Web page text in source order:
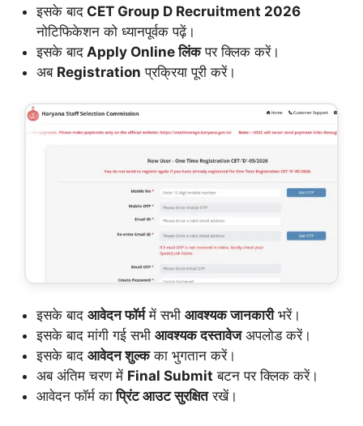
इसके बाद CET Group D Recruitment 2026
नोटिफिकेशन को ध्यानपूर्वक पढ़ें।
इसके बाद Apply Online लिंकपर क्लिक करें।
अब Registration प्रक्रिया पूरी करें।
इसके बाद आवेदन फॉर्ममें सभी आवश्यक जानकारीभरें।
इसके बाद मांगी गई सभी आवश्यक दस्तावेजअपलोड करें।
इसके बाद आवेदन शुल्कका भुगतान करें।
अब अंतिम चरण में Final Submit बटन पर क्लिक करें।
आवेदन फॉर्म काप्रिंट आउट सुरक्षितरखें।